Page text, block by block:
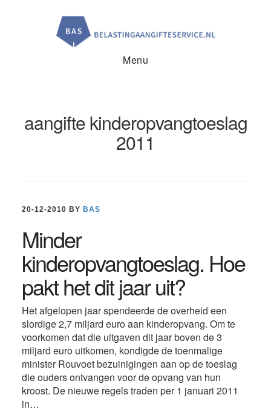
Menu
aangifte kinderopvangtoeslag
2011
20-12-2010 BY BAS
Minder
kinderopvangtoeslag. Hoe
pakt het dit jaar uit?
Het afgelopen jaar spendeerde de overheid een
slordige 2,7 miljard euro aan kinderopvang. Om te
voorkomen dat die uitgaven dit jaar boven de 3
miljard euro uitkomen, kondigde de toenmalige
minister Rouvoet bezuinigingen aan op de toeslag
die ouders ontvangen voor de opvang van hun
kroost. De nieuwe regels traden per 1 januari 2011
in…